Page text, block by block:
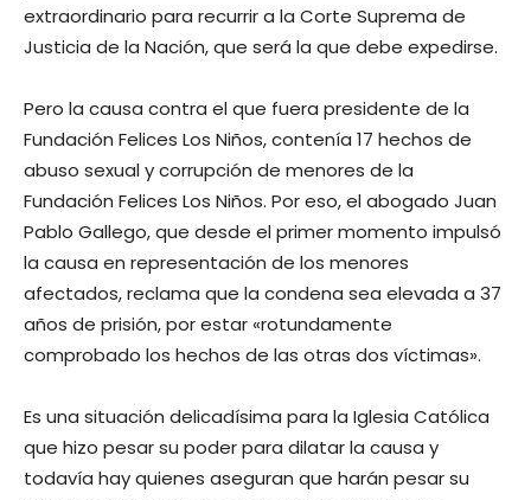
extraordinario para recurrir a la Corte Suprema de
Justicia de la Nación, que será la que debe expedirse.
Pero la causa contra el que fuera presidente de la
Fundación Felices Los Niños, contenía 17 hechos de
abuso sexual y corrupción de menores de la
Fundación Felices Los Niños. Por eso, el abogado Juan
Pablo Gallego, que desde el primer momento impulsó
la causa en representación de los menores
afectados, reclama que la condena sea elevada a 37
años de prisión, por estar «rotundamente
comprobado los hechos de las otras dos víctimas».
Es una situación delicadísima para la Iglesia Católica
que hizo pesar su poder para dilatar la causa y
todavía hay quienes aseguran que harán pesar su